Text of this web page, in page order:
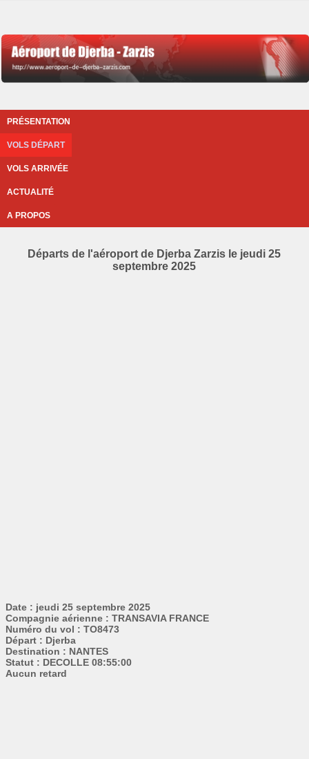
PRÉSENTATION
VOLS DÉPART
VOLS ARRIVÉE
ACTUALITÉ
A PROPOS
Départs de l'aéroport de Djerba Zarzis le jeudi 25
septembre 2025
Date : jeudi 25 septembre 2025
Compagnie aérienne : TRANSAVIA FRANCE
Numéro du vol : TO8473
Départ : Djerba
Destination : NANTES
Statut : DECOLLE 08:55:00
Aucun retard